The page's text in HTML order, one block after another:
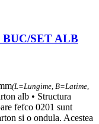
SET ALB
(L=Lungime, B=Latime,
alb • Structura
fefco 0201 sunt
si o ondula. Acestea